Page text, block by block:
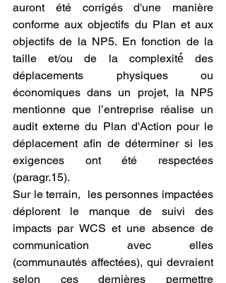
auront été corrigés d'une manière
conforme aux objectifs du Plan et aux
objectifs de la NP5. En fonction de la
taille et/ou de la complexité́ des
déplacements physiques ou
économiques dans un projet, la NP5
mentionne que l’entreprise réalise un
audit externe du Plan d'Action pour le
déplacement afin de déterminer si les
exigences ont été respectées
(paragr.15).
Sur le terrain,  les personnes impactées
déplorent le manque de suivi des
impacts par WCS et une absence de
communication avec elles
(communautés affectées), qui devraient
selon ces dernières permettre